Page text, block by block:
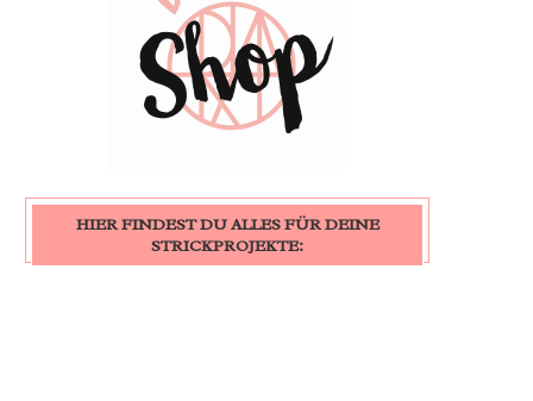
HIER FINDEST DU ALLES FÜR DEINE
STRICKPROJEKTE: